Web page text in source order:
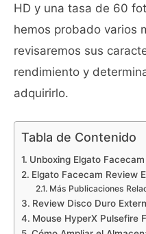
HD y una tasa de 60
hemos probado varios
revisaremos sus
rendimiento y
adquirirlo.
Tabla de Contenido
Unboxing Elgato Facecam
Elgato Facecam Review
Más Publicaciones
Review Disco Duro
Mouse HyperX Pulsefire